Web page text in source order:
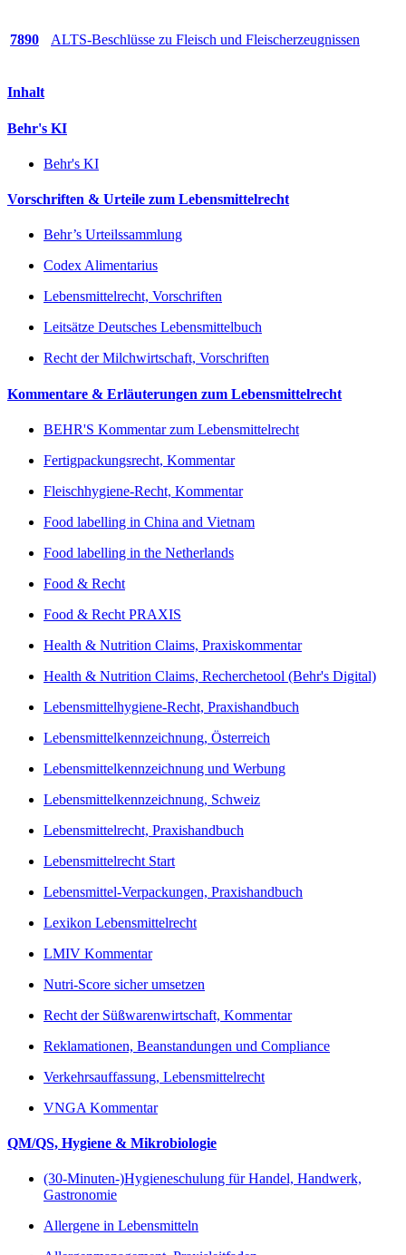
7890 ALTS-Beschlüsse zu Fleisch und Fleischerzeugnissen
Inhalt
Behr's KI
Behr's KI
Vorschriften & Urteile zum Lebensmittelrecht
Behr’s Urteilssammlung
Codex Alimentarius
Lebensmittelrecht, Vorschriften
Leitsätze Deutsches Lebensmittelbuch
Recht der Milchwirtschaft, Vorschriften
Kommentare & Erläuterungen zum Lebensmittelrecht
BEHR'S Kommentar zum Lebensmittelrecht
Fertigpackungsrecht, Kommentar
Fleischhygiene-Recht, Kommentar
Food labelling in China and Vietnam
Food labelling in the Netherlands
Food & Recht
Food & Recht PRAXIS
Health & Nutrition Claims, Praxiskommentar
Health & Nutrition Claims, Recherchetool (Behr's Digital)
Lebensmittelhygiene-Recht, Praxishandbuch
Lebensmittelkennzeichnung, Österreich
Lebensmittelkennzeichnung und Werbung
Lebensmittelkennzeichnung, Schweiz
Lebensmittelrecht, Praxishandbuch
Lebensmittelrecht Start
Lebensmittel-Verpackungen, Praxishandbuch
Lexikon Lebensmittelrecht
LMIV Kommentar
Nutri-Score sicher umsetzen
Recht der Süßwarenwirtschaft, Kommentar
Reklamationen, Beanstandungen und Compliance
Verkehrsauffassung, Lebensmittelrecht
VNGA Kommentar
QM/QS, Hygiene & Mikrobiologie
(30-Minuten-)Hygieneschulung für Handel, Handwerk,
Gastronomie
Allergene in Lebensmitteln